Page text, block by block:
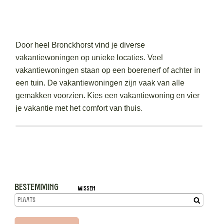
Door heel Bronckhorst vind je diverse
vakantiewoningen op unieke locaties. Veel
vakantiewoningen staan op een boerenerf of achter in
een tuin. De vakantiewoningen zijn vaak van alle
gemakken voorzien. Kies een vakantiewoning en vier
je vakantie met het comfort van thuis.
Bestemming Wissen